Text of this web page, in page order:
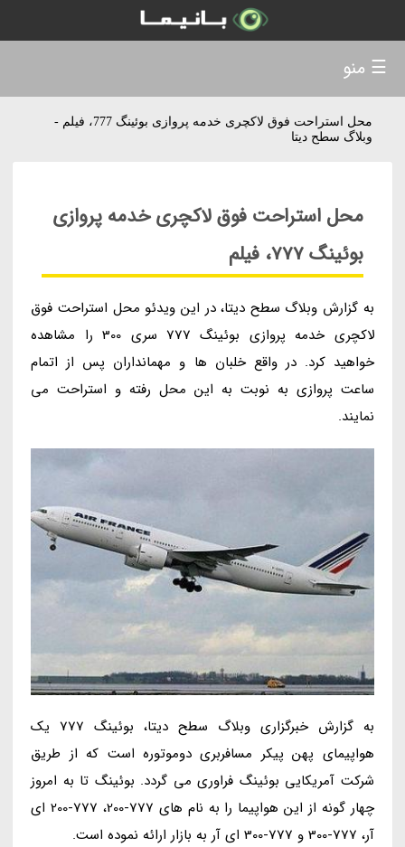
محل استراحت فوق لاکچری خدمه پروازی بوئینگ 777، فیلم -
وبلاگ سطح دیتا
محل استراحت فوق لاکچری خدمه پروازی
بوئینگ 777، فیلم
به گزارش وبلاگ سطح دیتا، در این ویدئو محل استراحت فوق
لاکچری خدمه پروازی بوئینگ 777 سری 300 را مشاهده
خواهید کرد. در واقع خلبان ها و مهمانداران پس از اتمام
ساعت پروازی به نوبت به این محل رفته و استراحت می
نمایند.
به گزارش خبرگزاری وبلاگ سطح دیتا، بوئینگ 777 یک
هواپیمای پهن پیکر مسافربری دوموتوره است که از طریق
شرکت آمریکایی بوئینگ فراوری می گردد. بوئینگ تا به امروز
چهار گونه از این هواپیما را به نام های 777-200، 777-200 ای
آر، 777-300 و 777-300 ای آر به بازار ارائه نموده است.
☰ منو